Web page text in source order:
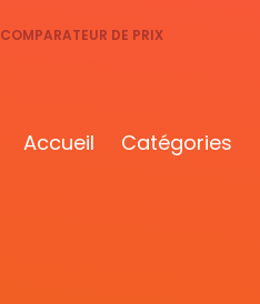
COMPARATEUR DE PRIX
Accueil Catégories